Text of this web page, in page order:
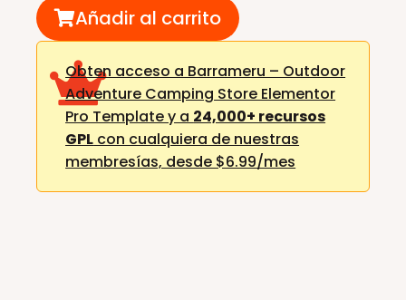
Añadir al carrito
Obten acceso a Barrameru – Outdoor
Adventure Camping Store Elementor
Pro Template y a 24,000+ recursos
GPL con cualquiera de nuestras
membresías, desde $6.99/mes